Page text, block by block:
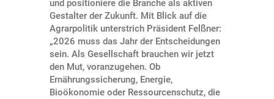
und positioniere die Branche als aktiven
Gestalter der Zukunft. Mit Blick auf die
Agrarpolitik unterstrich Präsident Felßner:
„2026 muss das Jahr der Entscheidungen
sein. Als Gesellschaft brauchen wir jetzt
den Mut, voranzugehen. Ob
Ernährungssicherung, Energie,
Bioökonomie oder Ressourcenschutz, die